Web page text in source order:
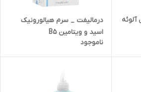
درمالیفت _ سرم هیالورونیک
اسید و ویتامین B5
ناموجود